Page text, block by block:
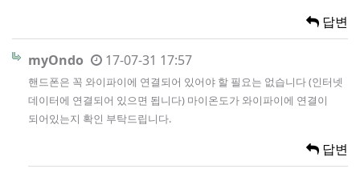
답변
myOndo 17-07-31 17:57
핸드폰은 꼭 와이파이에 연결되어 있어야 할 필요는 없습니다 (인터넷
데이터에 연결되어 있으면 됩니다) 마이온도가 와이파이에 연결이
되어있는지 확인 부탁드립니다.
답변